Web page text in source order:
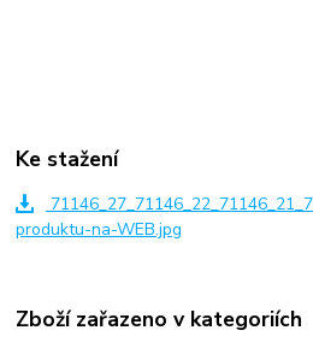
Ke stažení
produktu-na-WEB.jpg
Zboží zařazeno v kategoriích